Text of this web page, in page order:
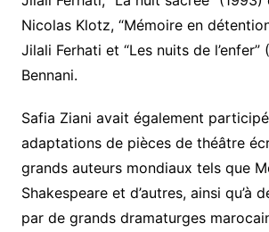
Nicolas Klotz, “Mémoire en
Jilali Ferhati et “Les nuits de
Bennani.
Safia Ziani avait également
adaptations de pièces de théâtre
grands auteurs mondiaux tels que
Shakespeare et d’autres, ainsi qu’à
par de grands dramaturges